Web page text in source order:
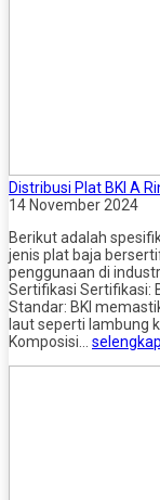
Distribusi Plat BKI A
14 November 2024
Berikut adalah
jenis plat baja
penggunaan di
Sertifikasi Sertifikasi:
Standar: BKI
laut seperti lambung
Komposisi…